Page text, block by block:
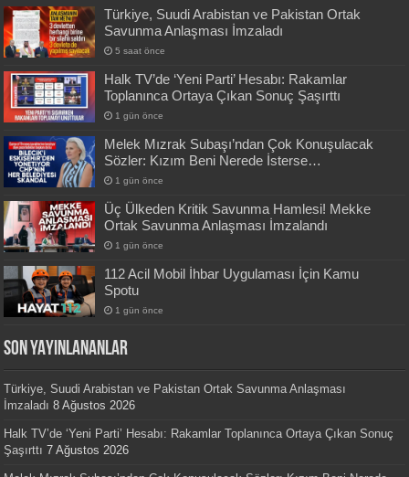
Türkiye, Suudi Arabistan ve Pakistan Ortak
Savunma Anlaşması İmzaladı
5 saat önce
Halk TV’de ‘Yeni Parti’ Hesabı: Rakamlar
Toplanınca Ortaya Çıkan Sonuç Şaşırttı
1 gün önce
Melek Mızrak Subaşı’ndan Çok Konuşulacak
Sözler: Kızım Beni Nerede İsterse…
1 gün önce
Üç Ülkeden Kritik Savunma Hamlesi! Mekke
Ortak Savunma Anlaşması İmzalandı
1 gün önce
112 Acil Mobil İhbar Uygulaması İçin Kamu
Spotu
1 gün önce
SON YAYINLANANLAR
Türkiye, Suudi Arabistan ve Pakistan Ortak Savunma Anlaşması
İmzaladı 8 Ağustos 2026
Halk TV’de ‘Yeni Parti’ Hesabı: Rakamlar Toplanınca Ortaya Çıkan Sonuç
Şaşırttı 7 Ağustos 2026